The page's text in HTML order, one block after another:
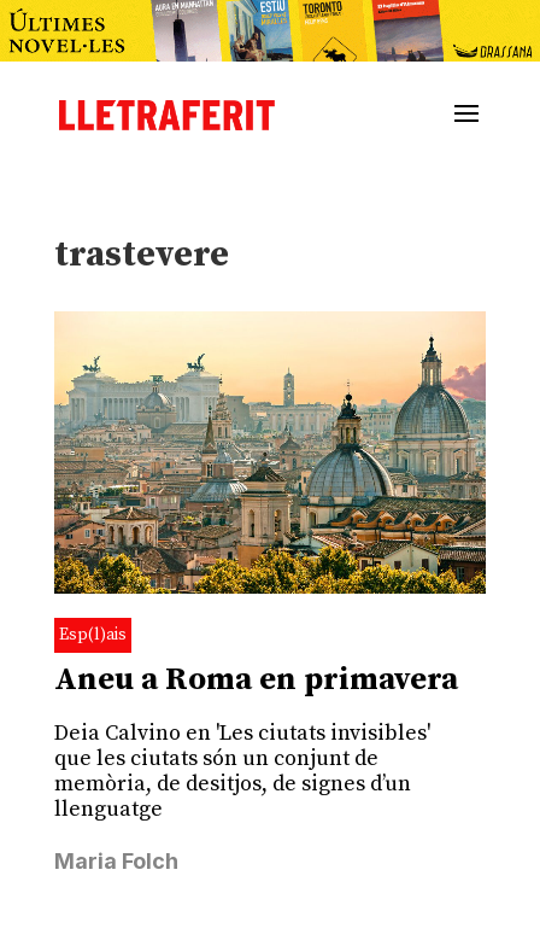
trastevere
Esp(l)ais
Aneu a Roma en primavera
Deia Calvino en 'Les ciutats invisibles'
que les ciutats són un conjunt de
memòria, de desitjos, de signes d’un
llenguatge
Maria Folch